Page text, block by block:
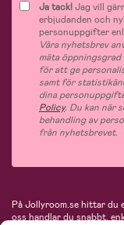
Ja tack!Jag vill
erbjudanden och
personuppgifter
Våra nyhetsbrev
mäta
för att ge
samt för
dina
Policy. Du kan när
behandling av
från nyhetsbrevet.
På Jollyroom.se hittar
oss handlar du snabbt,